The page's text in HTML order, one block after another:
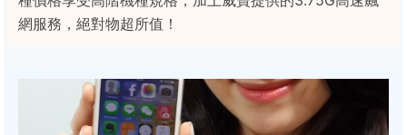
網服務，絕對物超所值！